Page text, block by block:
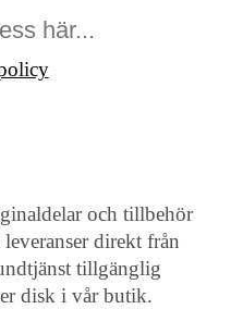
och tillbehör
direkt från
tillgänglig
disk i vår butik.